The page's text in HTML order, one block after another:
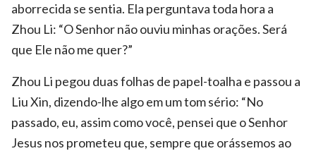
aborrecida se sentia. Ela perguntava toda hora a
Zhou Li: “O Senhor não ouviu minhas orações. Será
que Ele não me quer?”
Zhou Li pegou duas folhas de papel-toalha e passou a
Liu Xin, dizendo-lhe algo em um tom sério: “No
passado, eu, assim como você, pensei que o Senhor
Jesus nos prometeu que, sempre que orássemos ao